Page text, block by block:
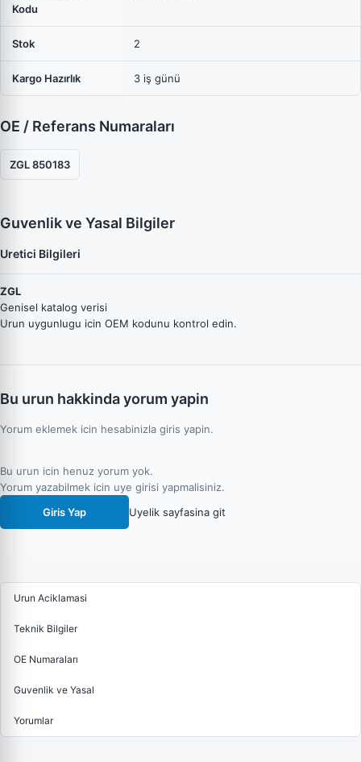
Kodu
Stok 2
Kargo Hazırlık 3 iş günü
OE / Referans Numaraları
ZGL 850183
Guvenlik ve Yasal Bilgiler
Uretici Bilgileri
ZGL
Genisel katalog verisi
Urun uygunlugu icin OEM kodunu kontrol edin.
Bu urun hakkinda yorum yapin
Yorum eklemek icin hesabinizla giris yapin.
Bu urun icin henuz yorum yok.
Yorum yazabilmek icin uye girisi yapmalisiniz.
Giris Yap
Uyelik sayfasina git
Urun Aciklamasi
Teknik Bilgiler
OE Numaraları
Guvenlik ve Yasal
Yorumlar